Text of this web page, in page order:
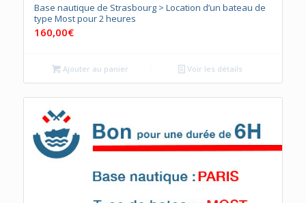
Base nautique de Strasbourg > Location d’un bateau de
type Most pour 2 heures
160,00€
Ajouter au panier Voir les détails